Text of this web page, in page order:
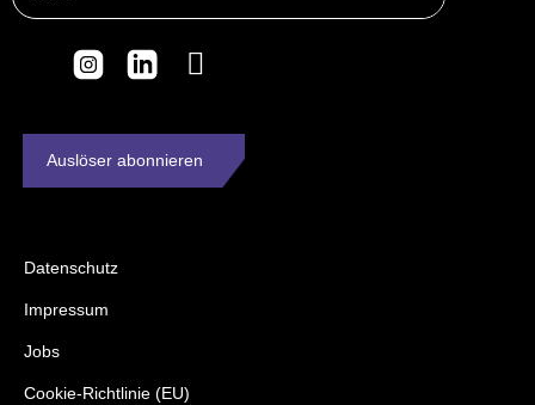
Auslöser abonnieren
Datenschutz
Impressum
Jobs
Cookie-Richtlinie (EU)